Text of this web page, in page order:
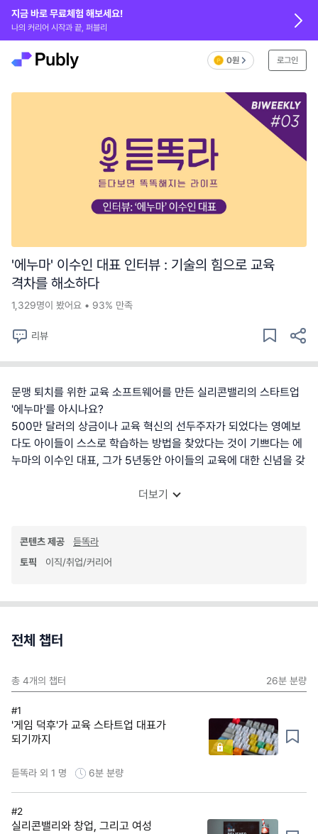
0원 로그인
지금 바로 무료체험 해보세요!
나의 커리어 시작과 끝, 퍼블리
'에누마' 이수인 대표 인터뷰 : 기술의 힘으로 교육
격차를 해소하다
1,329명이 봤어요 • 93% 만족
리뷰
문맹 퇴치를 위한 교육 소프트웨어를 만든 실리콘밸리의 스타트업
'에누마'를 아시나요?
500만 달러의 상금이나 교육 혁신의 선두주자가 되었다는 영예보
다도 아이들이 스스로 학습하는 방법을 찾았다는 것이 기쁘다는 에
누마의 이수인 대표, 그가 5년동안 아이들의 교육에 대한 신념을 갖
더보기
콘텐츠 제공
듣똑라
토픽
이직/취업/커리어
전체 챕터
총 4개의 챕터 26분 분량
#1
'게임 덕후'가 교육 스타트업 대표가
되기까지
듣똑라 외 1 명 6분 분량
#2
실리콘밸리와 창업, 그리고 여성